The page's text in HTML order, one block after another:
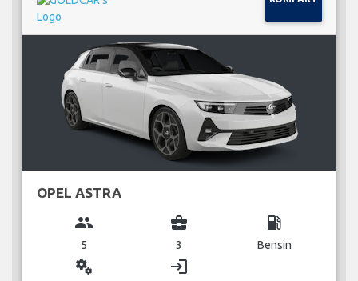
OPEL ASTRA
group
5
business_center
3
local_gas_station
Bensin
miscellaneous_services login